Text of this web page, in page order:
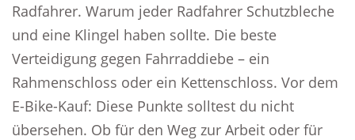
Radfahrer. Warum jeder Radfahrer Schutzbleche
und eine Klingel haben sollte. Die beste
Verteidigung gegen Fahrraddiebe – ein
Rahmenschloss oder ein Kettenschloss. Vor dem
E-Bike-Kauf: Diese Punkte solltest du nicht
übersehen. Ob für den Weg zur Arbeit oder für